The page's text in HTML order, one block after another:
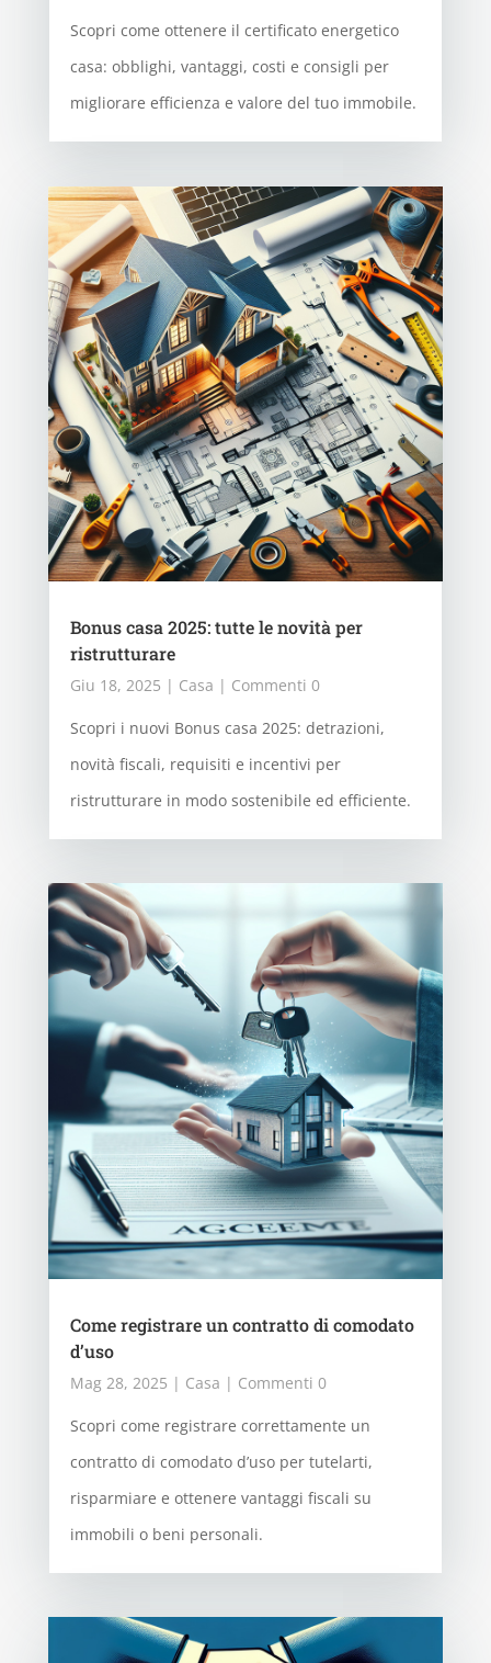
Scopri come ottenere il certificato energetico
casa: obblighi, vantaggi, costi e consigli per
migliorare efficienza e valore del tuo immobile.
Bonus casa 2025: tutte le novità per
ristrutturare
Giu 18, 2025 | Casa | Commenti 0
Scopri i nuovi Bonus casa 2025: detrazioni,
novità fiscali, requisiti e incentivi per
ristrutturare in modo sostenibile ed efficiente.
Come registrare un contratto di comodato
d’uso
Mag 28, 2025 | Casa | Commenti 0
Scopri come registrare correttamente un
contratto di comodato d’uso per tutelarti,
risparmiare e ottenere vantaggi fiscali su
immobili o beni personali.